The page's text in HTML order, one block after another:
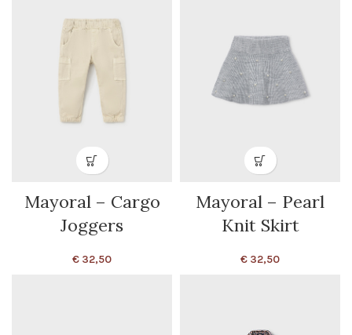
Mayoral – Cargo
Joggers
€ 32,50
Mayoral – Pearl
Knit Skirt
€ 32,50